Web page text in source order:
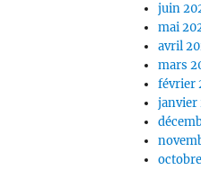
juin
mai
avril
mars
février
janvier